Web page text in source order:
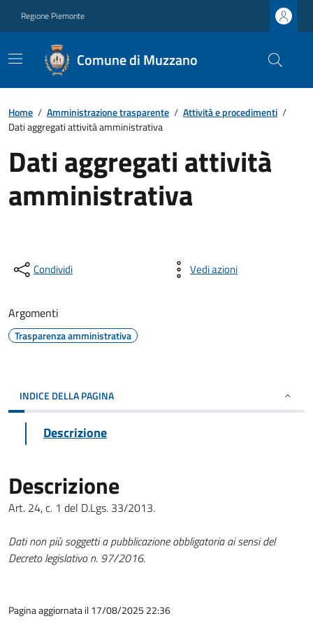
Regione Piemonte
Comune di Muzzano
Home / Amministrazione trasparente / Attività e procedimenti /
Dati aggregati attività amministrativa
Dati aggregati attività
amministrativa
Condividi Vedi azioni
Argomenti
Trasparenza amministrativa
INDICE DELLA PAGINA
Descrizione
Descrizione
Art. 24, c. 1 del D.Lgs. 33/2013.
Dati non più soggetti a pubblicazione obbligatoria ai sensi del
Decreto legislativo n. 97/2016.
Pagina aggiornata il 17/08/2025 22:36